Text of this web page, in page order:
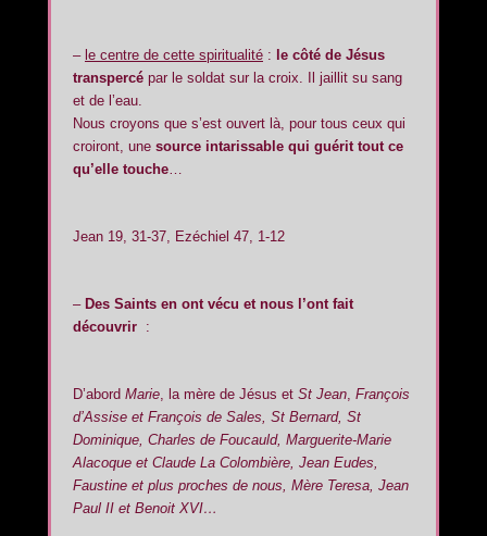
– le centre de cette spiritualité : le côté de Jésus
transpercé par le soldat sur la croix. Il jaillit su sang
et de l’eau.
Nous croyons que s’est ouvert là, pour tous ceux qui
croiront, une source intarissable qui guérit tout ce
qu’elle touche…
Jean 19, 31-37, Ezéchiel 47, 1-12
– Des Saints en ont vécu et nous l’ont fait
découvrir :
D’abord Marie, la mère de Jésus et St Jean, François
d’Assise et François de Sales, St Bernard, St
Dominique, Charles de Foucauld, Marguerite-Marie
Alacoque et Claude La Colombière, Jean Eudes,
Faustine et plus proches de nous, Mère Teresa, Jean
Paul II et Benoit XVI…